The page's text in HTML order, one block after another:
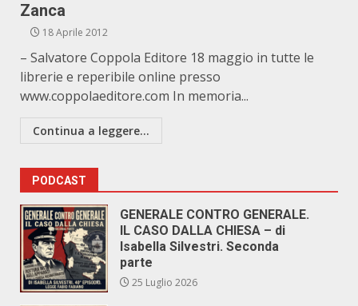
Zanca
18 Aprile 2012
– Salvatore Coppola Editore 18 maggio in tutte le
librerie e reperibile online presso
www.coppolaeditore.com In memoria...
Continua a leggere...
PODCAST
GENERALE CONTRO GENERALE.
IL CASO DALLA CHIESA – di
Isabella Silvestri. Seconda
parte
25 Luglio 2026